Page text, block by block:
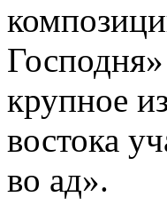
крупное
востока
во ад».